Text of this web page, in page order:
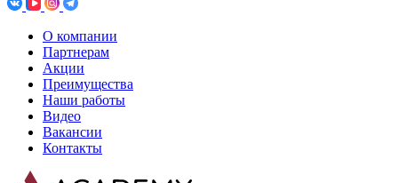
О компании
Партнерам
Акции
Преимущества
Наши работы
Видео
Вакансии
Контакты